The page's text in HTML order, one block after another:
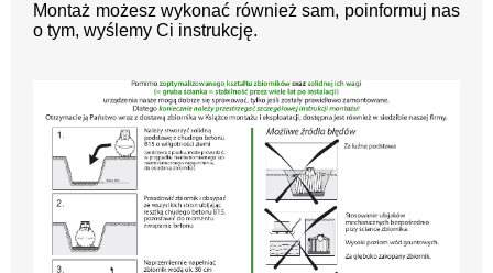
Montaż możesz wykonać również sam, poinformuj nas
o tym, wyślemy Ci instrukcję.